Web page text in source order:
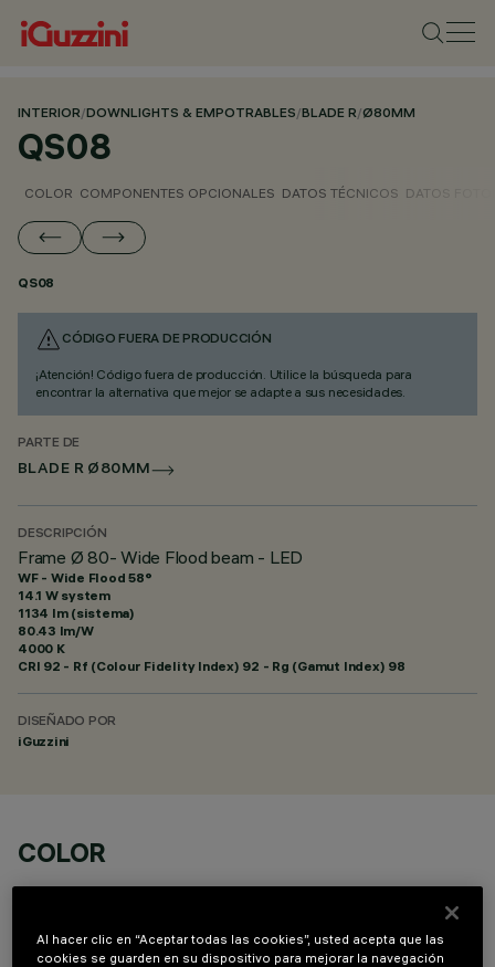
INTERIOR/DOWNLIGHTS & EMPOTRABLES/BLADE R/Ø80MM
QS08
COLOR COMPONENTES OPCIONALES DATOS TÉCNICOS DATOS
QS08
CÓDIGO FUERA DE PRODUCCIÓN
¡Atención! Código fuera de producción. Utilice la búsqueda para
encontrar la alternativa que mejor se adapte a sus necesidades.
PARTE DE
BLADE R Ø80MM
DESCRIPCIÓN
Frame Ø 80- Wide Flood beam - LED
WF - Wide Flood 58°
14.1 W system
1134 lm (sistema)
80.43 lm/W
4000 K
CRI 92 - Rf (Colour Fidelity Index) 92 - Rg (Gamut Index) 98
DISEÑADO POR
iGuzzini
COLOR
Al hacer clic en “Aceptar todas las cookies”, usted acepta que las
cookies se guarden en su dispositivo para mejorar la navegación